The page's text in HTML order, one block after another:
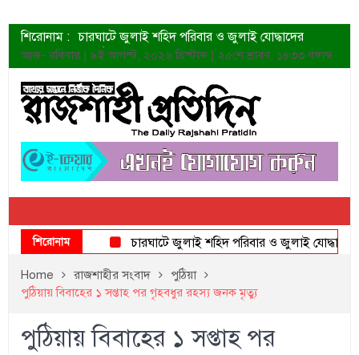
শিরোনাম : চারঘাটে জুলাই শহিদ পরিবার ও জুলাই যোদ্ধাদের
সংবর্ধনা
শহীদদের প্রত্যাশা এখনো পূরণ হয়নি: ডা. শফিকুর রহমান
ত্বক ভালো রাখতে যে ৫ কাজ করবেন
জুলাই স্মৃতি জাদুঘরের দুয়ার খুলেছে উদ্বোধন করলেন
প্রধানমন্ত্রী
শাহরুখের নতুন সিনেমার লুক
কোয়ার্টার ফাইনালে নেইমারের দুর্দান্ত অ্যাসিস্টে সান্তোস
ডেনিস লিয়ামিন রাশিয়ার ড্রোন বাহিনীর প্রধান হলেন
জুলাই শহিদদের আত্মত্যাগ জাতি চিরকাল শ্রদ্ধার সাথে
আজ- রবিবার | ৯ই আগস্ট, ২০২৬ খ্রিস্টাব্দ | ২৫শে শ্রাবণ, ১৪৩৩ বঙ্গাব্দ
শিরোনাম চারঘাটে জুলাই শহিদ পরিবার ও জুলাই যোদ্ধাদের
Home রাজশাহীর সংবাদ
পুঠিয়া
পুঠিয়ায় বিবাহের ১ সপ্তাহ পর গৃহবধুর রহস্য জনক মৃত্যু
পুঠিয়ায় বিবাহের ১ সপ্তাহ পর